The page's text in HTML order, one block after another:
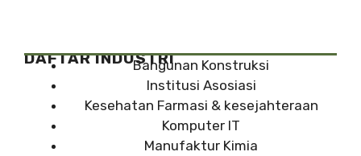
DAFTAR INDUSTRIBangunan Konstruksi
Institusi Asosiasi
Kesehatan Farmasi & kesejahteraan
Komputer IT
Manufaktur Kimia